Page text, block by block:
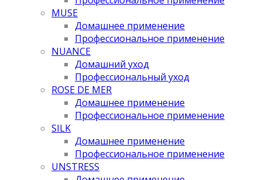
MUSE
Домашнее применение
Профессиональное применение
NUANCE
Домашний уход
Профессиональный уход
ROSE DE MER
Домашнее применение
Профессиональное применение
SILK
Домашнее применение
Профессиональное применение
UNSTRESS